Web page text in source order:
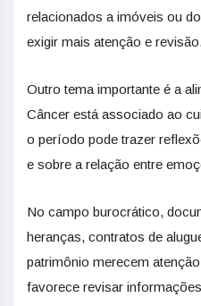
relacionados a imóveis ou
exigir mais atenção e revisão.
Outro tema importante é a
Câncer está associado ao
o período pode trazer
e sobre a relação entre
No campo burocrático,
heranças, contratos de
patrimônio merecem
favorece revisar